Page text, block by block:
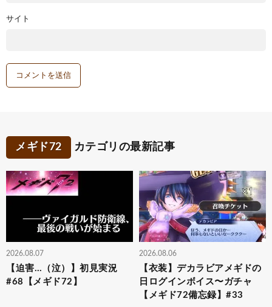
サイト
メギド72 カテゴリの最新記事
2026.08.07
【迫害…（泣）】初見実況
#68【メギド72】
2026.08.06
【衣装】デカラビアメギドの
日ログインボイス〜ガチャ
【メギド72備忘録】#33